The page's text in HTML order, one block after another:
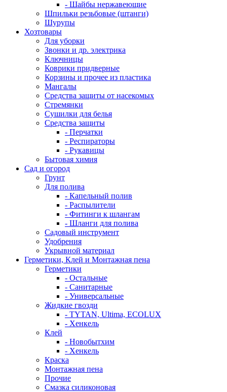
- Шайбы нержавеющие
Шпильки резьбовые (штанги)
Шурупы
Хозтовары
Для уборки
Звонки и др. электрика
Ключницы
Коврики придверные
Корзины и прочее из пластика
Мангалы
Средства защиты от насекомых
Стремянки
Сушилки для белья
Средства защиты
- Перчатки
- Респираторы
- Рукавицы
Бытовая химия
Сад и огород
Грунт
Для полива
- Капельный полив
- Распылители
- Фитинги к шлангам
- Шланги для полива
Садовый инструмент
Удобрения
Укрывной материал
Герметики, Клей и Монтажная пена
Герметики
- Остальные
- Санитарные
- Универсальные
Жидкие гвозди
- TYTAN, Ultima, ECOLUX
- Хенкель
Клей
- Новобытхим
- Хенкель
Краска
Монтажная пена
Прочие
Смазка силиконовая